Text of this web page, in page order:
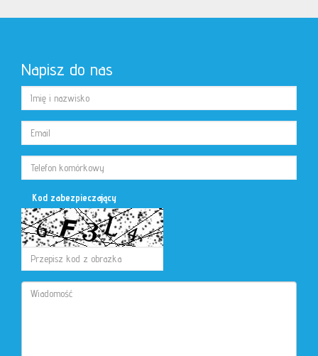
Napisz do nas
Kod zabezpieczający